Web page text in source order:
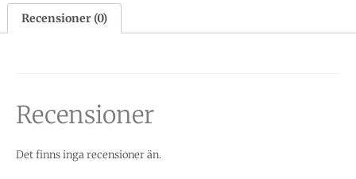
Recensioner (0)
Recensioner
Det finns inga recensioner än.